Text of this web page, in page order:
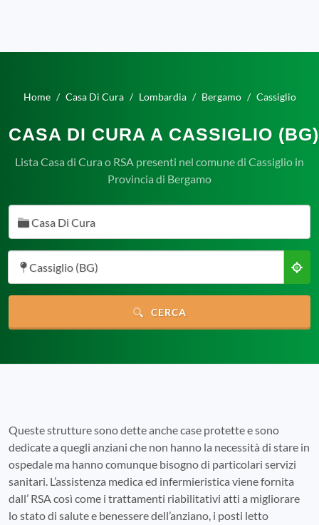
Home Casa Di Cura Lombardia Bergamo Cassiglio
CASA DI CURA A CASSIGLIO (BG)
Lista Casa di Cura o RSA presenti nel comune di Cassiglio in
Provincia di Bergamo
Casa Di Cura
Cassiglio (BG)
CERCA
Queste strutture sono dette anche case protette e sono
dedicate a quegli anziani che non hanno la necessità di stare in
ospedale ma hanno comunque bisogno di particolari servizi
sanitari. L’assistenza medica ed infermieristica viene fornita
dall’ RSA così come i trattamenti riabilitativi atti a migliorare
lo stato di salute e benessere dell’anziano, i posti letto